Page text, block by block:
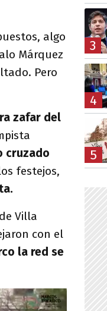
algo
Márquez
Pero
zafar del
cruzado
festejos,
Villa
con el
la red se
3
4
5